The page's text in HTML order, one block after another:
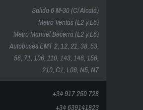
Salida 6 M-30 (C/ Alcalá)
Metro Ventas (L2 y L5)
Metro Manuel Becerra (L2 y L6)
Autobuses EMT 2, 12, 21, 38, 53,
56, 71, 106, 110, 143, 146, 156,
210, C1, L06, N5, N7
+34 917 250 728
+34 639141823